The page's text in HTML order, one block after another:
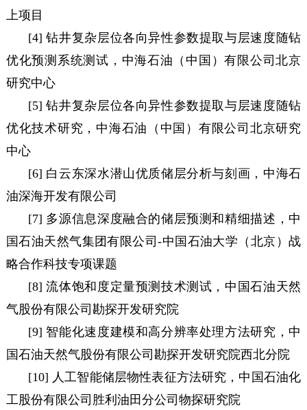
上项目
[4] 钻井复杂层位各向异性参数提取与层速度随钻
优化预测系统测试，中海石油（中国）有限公司北京
研究中心
[5] 钻井复杂层位各向异性参数提取与层速度随钻
优化技术研究，中海石油（中国）有限公司北京研究
中心
[6] 白云东深水潜山优质储层分析与刻画，中海石
油深海开发有限公司
[7] 多源信息深度融合的储层预测和精细描述，中
国石油天然气集团有限公司-中国石油大学（北京）战
略合作科技专项课题
[8] 流体饱和度定量预测技术测试，中国石油天然
气股份有限公司勘探开发研究院
[9] 智能化速度建模和高分辨率处理方法研究，中
国石油天然气股份有限公司勘探开发研究院西北分院
[10] 人工智能储层物性表征方法研究，中国石油化
工股份有限公司胜利油田分公司物探研究院